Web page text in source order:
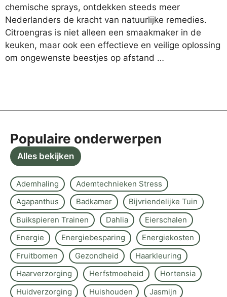
chemische sprays, ontdekken steeds meer
Nederlanders de kracht van natuurlijke remedies.
Citroengras is niet alleen een smaakmaker in de
keuken, maar ook een effectieve en veilige oplossing
om ongewenste beestjes op afstand …
Populaire onderwerpen
Alles bekijken
Ademhaling
Ademtechnieken Stress
Agapanthus
Badkamer
Bijvriendelijke Tuin
Buikspieren Trainen
Dahlia
Eierschalen
Energie
Energiebesparing
Energiekosten
Fruitbomen
Gezondheid
Haarkleuring
Haarverzorging
Herfstmoeheid
Hortensia
Huidverzorging
Huishouden
Jasmijn